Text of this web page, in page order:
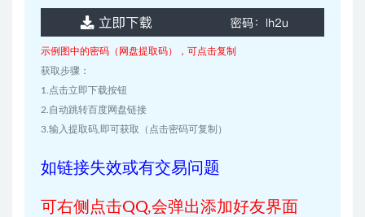
示例图中的密码（网盘提取码），可点击复制
获取步骤：
1.点击立即下载按钮
2.自动跳转百度网盘链接
3.输入提取码,即可获取（点击密码可复制）
如链接失效或有交易问题
可右侧点击QQ,会弹出添加好友界面